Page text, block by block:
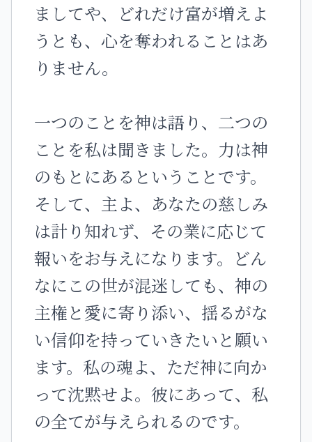
ましてや、どれだけ富が増えよ
うとも、心を奪われることはあ
りません。
一つのことを神は語り、二つの
ことを私は聞きました。力は神
のもとにあるということです。
そして、主よ、あなたの慈しみ
は計り知れず、その業に応じて
報いをお与えになります。どん
なにこの世が混迷しても、神の
主権と愛に寄り添い、揺るがな
い信仰を持っていきたいと願い
ます。私の魂よ、ただ神に向か
って沈黙せよ。彼にあって、私
の全てが与えられるのです。